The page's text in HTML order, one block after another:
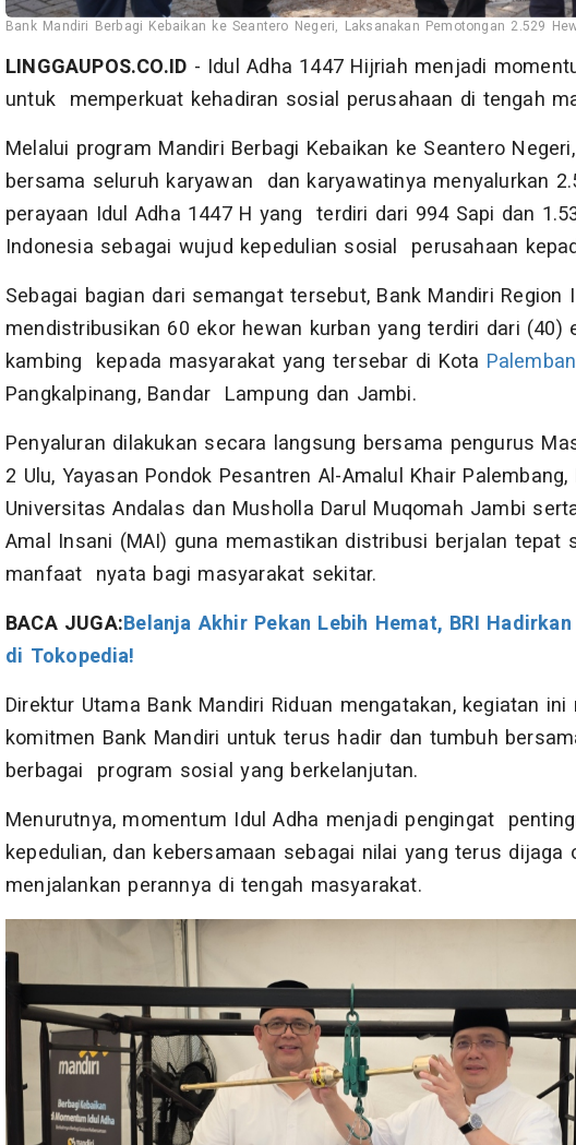
Bank Mandiri Berbagi Kebaikan ke Seantero Negeri, Laksanakan Pemotongan 2.529
LINGGAUPOS.CO.ID - Idul Adha 1447 Hijriah menjadi
untuk memperkuat kehadiran sosial perusahaan di tengah
Melalui program Mandiri Berbagi Kebaikan ke Seantero
bersama seluruh karyawan dan karyawatinya menyalurkan
perayaan Idul Adha 1447 H yang terdiri dari 994 Sapi dan
Indonesia sebagai wujud kepedulian sosial perusahaan
Sebagai bagian dari semangat tersebut, Bank Mandiri
mendistribusikan 60 ekor hewan kurban yang terdiri dari (40)
kambing kepada masyarakat yang tersebar di Kota
Pangkalpinang, Bandar Lampung dan Jambi.
Penyaluran dilakukan secara langsung bersama pengurus
2 Ulu, Yayasan Pondok Pesantren Al-Amalul Khair
Universitas Andalas dan Musholla Darul Muqomah Jambi
Amal Insani (MAI) guna memastikan distribusi berjalan tepat
manfaat nyata bagi masyarakat sekitar.
BACA JUGA:Belanja Akhir Pekan Lebih Hemat, BRI
di Tokopedia!
Direktur Utama Bank Mandiri Riduan mengatakan, kegiatan
komitmen Bank Mandiri untuk terus hadir dan tumbuh
berbagai program sosial yang berkelanjutan.
Menurutnya, momentum Idul Adha menjadi pengingat
kepedulian, dan kebersamaan sebagai nilai yang terus
menjalankan perannya di tengah masyarakat.